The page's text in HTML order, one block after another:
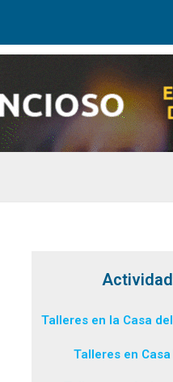
Talleres en la Casa
Talleres en